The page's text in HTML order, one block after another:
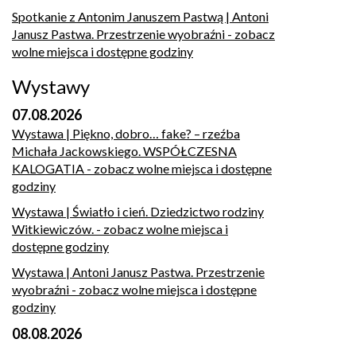
Spotkanie z Antonim Januszem Pastwą | Antoni
Janusz Pastwa. Przestrzenie wyobraźni - zobacz
wolne miejsca i dostępne godziny
Wystawy
07.08.2026
Wystawa | Piękno, dobro… fake? – rzeźba
Michała Jackowskiego. WSPÓŁCZESNA
KALOGATIA - zobacz wolne miejsca i dostępne
godziny
Wystawa | Światło i cień. Dziedzictwo rodziny
Witkiewiczów. - zobacz wolne miejsca i
dostępne godziny
Wystawa | Antoni Janusz Pastwa. Przestrzenie
wyobraźni - zobacz wolne miejsca i dostępne
godziny
08.08.2026